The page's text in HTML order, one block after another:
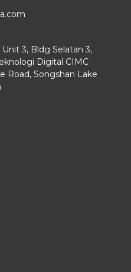
3, Bldg Selatan 3,
Digital CIMC
Road, Songshan Lake